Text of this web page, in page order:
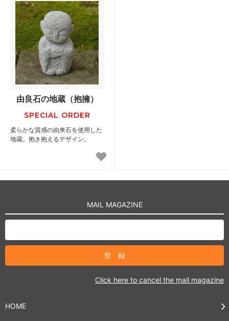
由良石の地蔵（抱擁）
SPECIAL ORDER
柔らかな質感の由来石を使用した
地蔵。抱き抱えるデザイン。
MAIL MAGAZINE
Click here to cancel the mail magazine
HOME